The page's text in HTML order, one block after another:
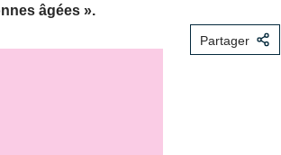
âgées ».
Partager